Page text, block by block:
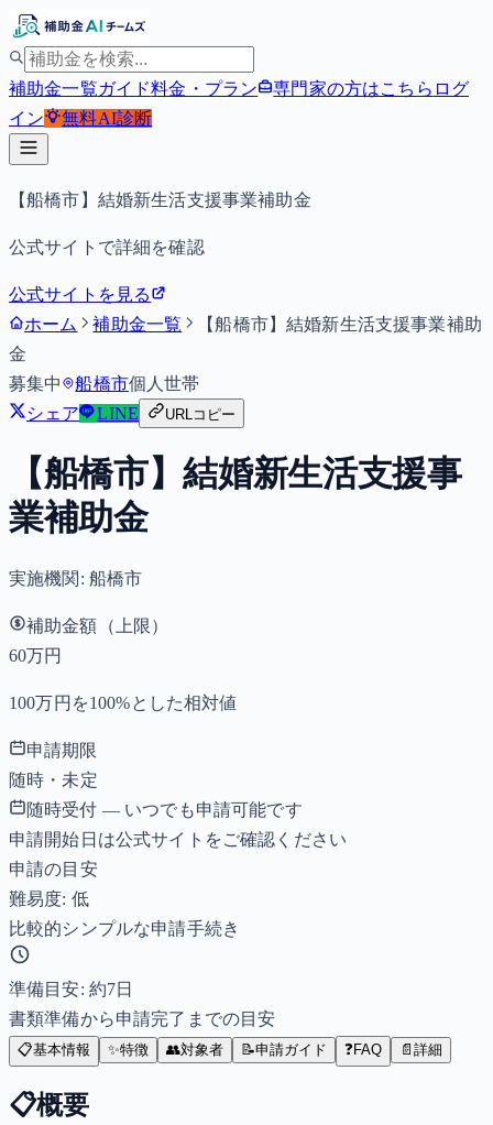
補助金一覧ガイド料金・プラン 専門家の方はこちら ログ
イン
無料AI診断
【船橋市】結婚新生活支援事業補助金
公式サイトで詳細を確認
公式サイトを見る
ホーム
補助金一覧
【船橋市】結婚新生活支援事業補助
金
募集中
船橋市個人世帯
シェア
LINE URLコピー
【船橋市】結婚新生活支援事
業補助金
実施機関: 船橋市
補助金額（上限）
60万円
100万円を100%とした相対値
申請期限
随時・未定
随時受付 — いつでも申請可能です
申請開始日は公式サイトをご確認ください
申請の目安
難易度: 低
比較的シンプルな申請手続き
準備目安: 約7日
書類準備から申請完了までの目安
📋基本情報 ✨特徴 👥対象者 📝申請ガイド ❓FAQ 📄 詳細
📋概要